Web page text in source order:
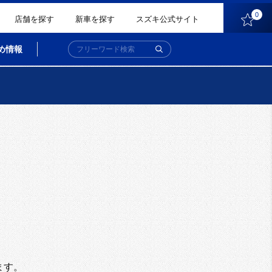
店舗を探す 新車を探す スズキ公式サイト 0
情報
す。